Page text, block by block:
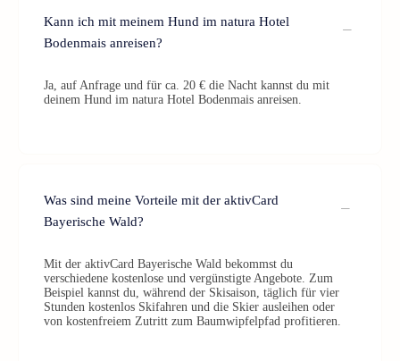
Kann ich mit meinem Hund im natura Hotel
Bodenmais anreisen?
Ja, auf Anfrage und für ca. 20 € die Nacht kannst du mit
deinem Hund im natura Hotel Bodenmais anreisen.
Was sind meine Vorteile mit der aktivCard
Bayerische Wald?
Mit der aktivCard Bayerische Wald bekommst du
verschiedene kostenlose und vergünstigte Angebote. Zum
Beispiel kannst du, während der Skisaison, täglich für vier
Stunden kostenlos Skifahren und die Skier ausleihen oder
von kostenfreiem Zutritt zum Baumwipfelpfad profitieren.